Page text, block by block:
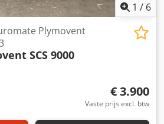
1 / 6
Plymovent
SCS 9000
€ 3.900
Vaste prijs excl. btw